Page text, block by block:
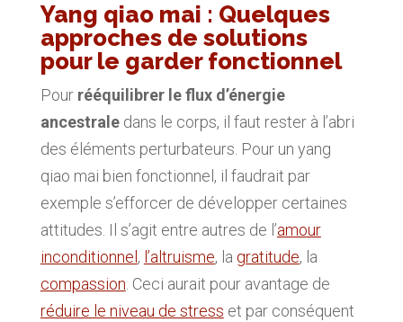
Yang qiao mai : Quelques
approches de solutions
pour le garder fonctionnel
Pour rééquilibrer le flux d’énergie
ancestraledans le corps, il faut rester à l’abri
des éléments perturbateurs. Pour un yang
qiao mai bien fonctionnel, il faudrait par
exemple s’efforcer de développer certaines
attitudes. Il s’agit entre autres de l’amour
inconditionnel , l’altruisme, la gratitude, la
compassion. Ceci aurait pour avantage de
réduire le niveau de stress et par conséquent